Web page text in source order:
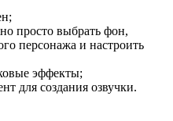
просто выбрать фон,
персонажа и настроить
эффекты;
для создания озвучки.